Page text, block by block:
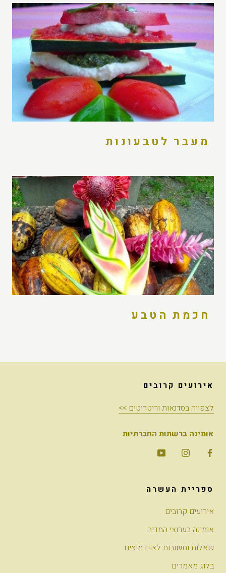
מעבר לטבעונות
חכמת הטבע
אירועים קרובים
לצפייה בסדנאות וריטריטים >>
אומינה ברשתות החברתיות
ספריית העשרה
אירועים קרובים
אומינה בערוצי המדיה
שאלות ותשובות לצום מיצים
בלוג מאמרים